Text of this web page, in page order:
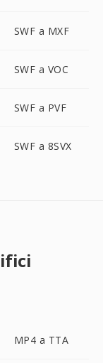
SWF a MXF
SWF a VOC
SWF a PVF
SWF a 8SVX
MP4 a TTA